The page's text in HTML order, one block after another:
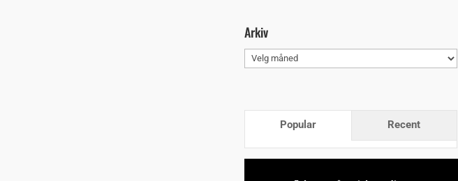
Arkiv
Arkiv
Popular Recent